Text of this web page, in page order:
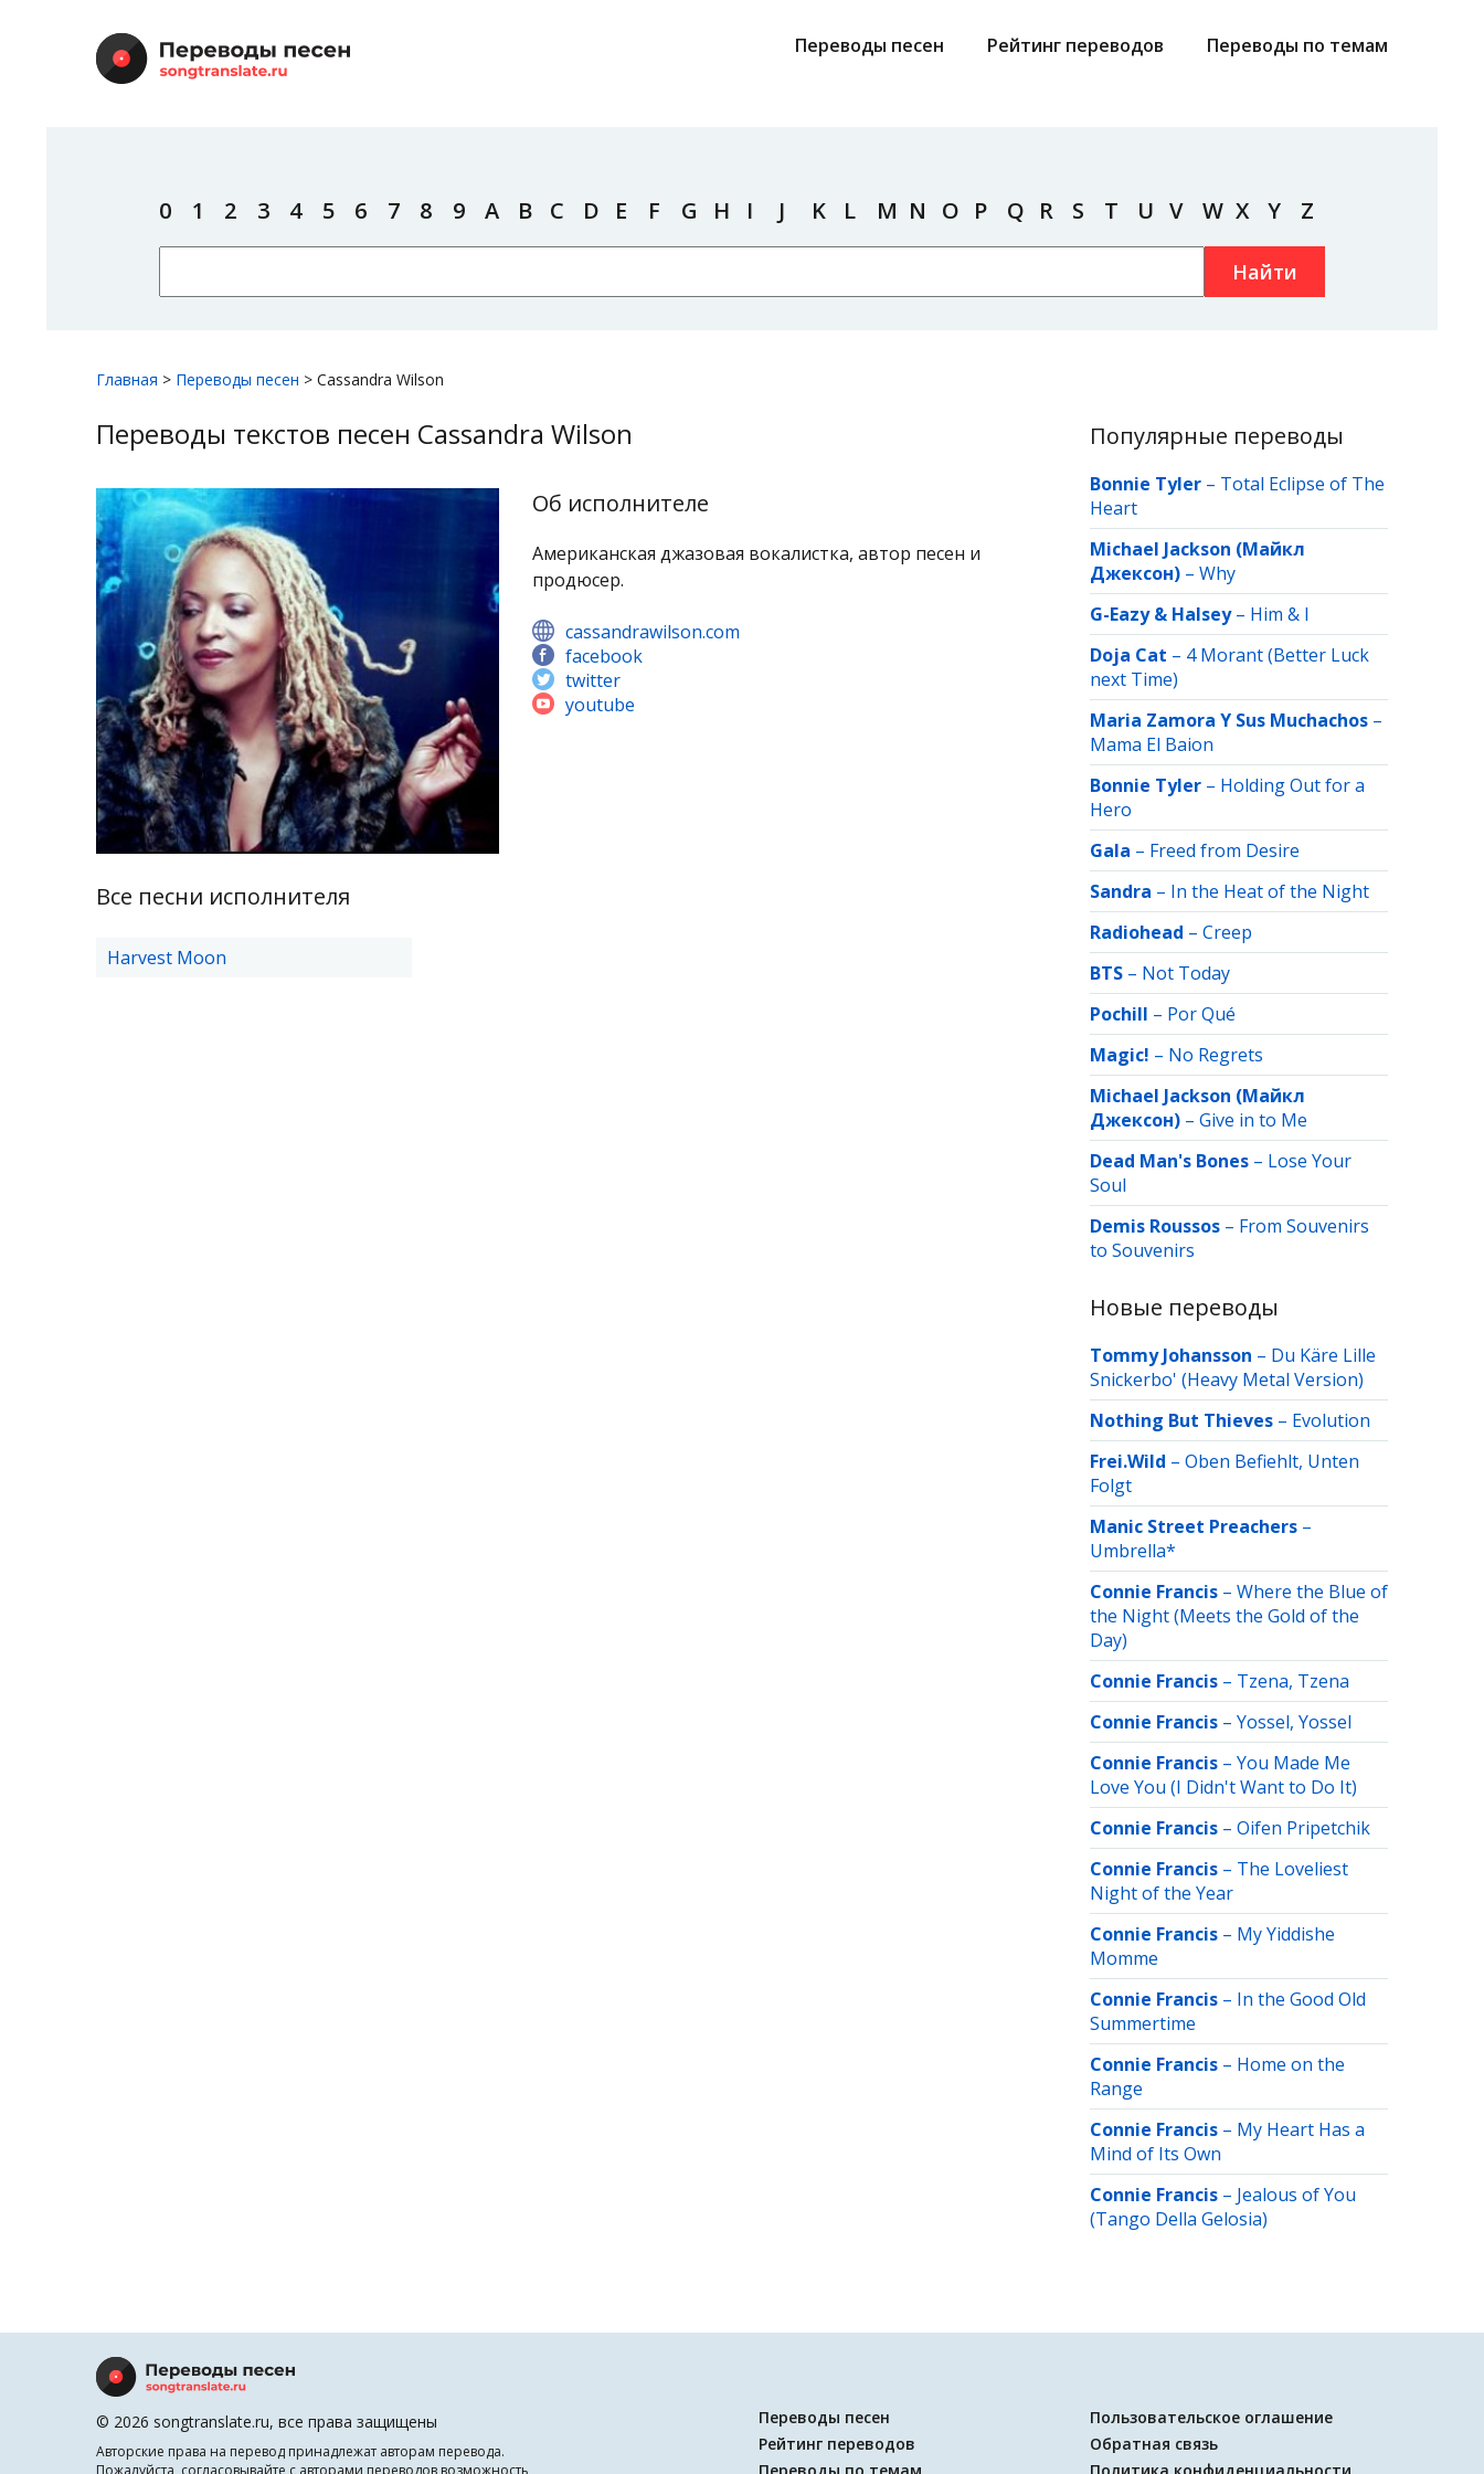
Переводы песен Рейтинг переводов Переводы по темам
0 1 2 3 4 5 6 7 8 9 A B C D E F G H I J K L M N O P Q R S T U V W X Y Z
Найти
Главная > Переводы песен > Cassandra Wilson
Переводы текстов песен Cassandra Wilson
Об исполнителе
Американская джазовая вокалистка, автор песен и
продюсер.
cassandrawilson.com
facebook
twitter
youtube
Все песни исполнителя
Harvest Moon
Популярные переводы
Bonnie Tyler – Total Eclipse of The
Heart
Michael Jackson (Майкл
Джексон) – Why
G-Eazy & Halsey– Him & I
Doja Cat – 4 Morant (Better Luck
next Time)
Maria Zamora Y Sus Muchachos –
Mama El Baion
Bonnie Tyler – Holding Out for a
Hero
Gala – Freed from Desire
Sandra – In the Heat of the Night
Radiohead – Creep
BTS – Not Today
Pochill – Por Qué
Magic! – No Regrets
Michael Jackson (Майкл
Джексон) – Give in to Me
Dead Man's Bones – Lose Your
Soul
Demis Roussos – From Souvenirs
to Souvenirs
Новые переводы
Tommy Johansson – Du Käre Lille
Snickerbo' (Heavy Metal Version)
Nothing But Thieves – Evolution
Frei.Wild – Oben Befiehlt, Unten
Folgt
Manic Street Preachers –
Umbrella*
Connie Francis – Where the Blue of
the Night (Meets the Gold of the
Day)
Connie Francis – Tzena, Tzena
Connie Francis – Yossel, Yossel
Connie Francis – You Made Me
Love You (I Didn't Want to Do It)
Connie Francis – Oifen Pripetchik
Connie Francis – The Loveliest
Night of the Year
Connie Francis – My Yiddishe
Momme
Connie Francis – In the Good Old
Summertime
Connie Francis – Home on the
Range
Connie Francis – My Heart Has a
Mind of Its Own
Connie Francis – Jealous of You
(Tango Della Gelosia)
© 2026 songtranslate.ru, все права защищены
Авторские права на перевод принадлежат авторам перевода.
Пожалуйста, согласовывайте с авторами переводов возможность
Пользовательское оглашение
Обратная связь
Переводы песен
Рейтинг переводов